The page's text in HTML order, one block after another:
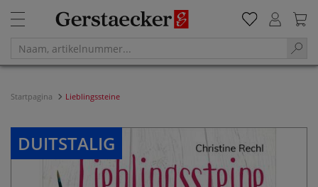
Startpagina Lieblingssteine
DUITSTALIG